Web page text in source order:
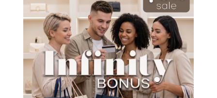
Κανόνες κληρονομικότητας